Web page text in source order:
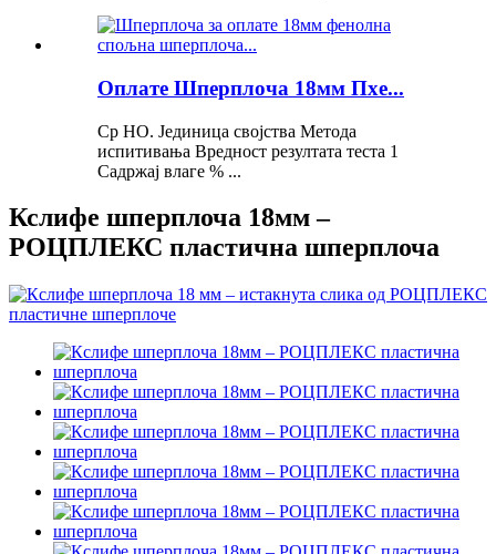
Оплате Шперплоча 18мм Пхе...
Ср НО. Јединица својства Метода
испитивања Вредност резултата теста 1
Садржај влаге % ...
Кслифе шперплоча 18мм –
РОЦПЛЕКС пластична шперплоча